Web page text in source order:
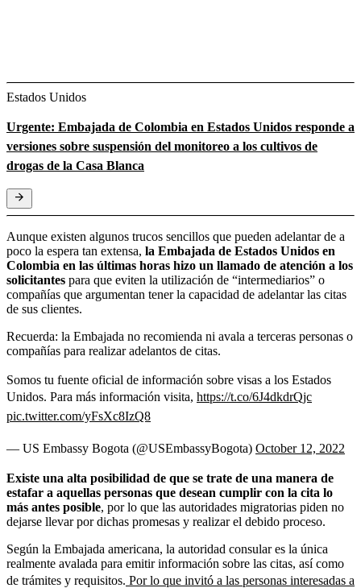
Estados Unidos
Urgente: Embajada de Colombia en Estados Unidos responde a
versiones sobre suspensión del monitoreo a los cultivos de
drogas de la Casa Blanca
Aunque existen algunos trucos sencillos que pueden adelantar de a
poco la espera tan extensa, la Embajada de Estados Unidos en
Colombia en las últimas horas hizo un llamado de atención a los
solicitantes para que eviten la utilización de “intermediarios” o
compañías que argumentan tener la capacidad de adelantar las citas
de sus clientes.
Recuerda: la Embajada no recomienda ni avala a terceras personas o
compañías para realizar adelantos de citas.
Somos tu fuente oficial de información sobre visas a los Estados
Unidos. Para más información visita, https://t.co/6J4dkdrQjc
pic.twitter.com/yFsXc8IzQ8
— US Embassy Bogota (@USEmbassyBogota) October 12, 2022
Existe una alta posibilidad de que se trate de una manera de
estafar a aquellas personas que desean cumplir con la cita lo
más antes posible, por lo que las autoridades migratorias piden no
dejarse llevar por dichas promesas y realizar el debido proceso.
Según la Embajada americana, la autoridad consular es la única
realmente avalada para emitir información sobre las citas, así como
de trámites y requisitos. Por lo que invitó a las personas interesadas a